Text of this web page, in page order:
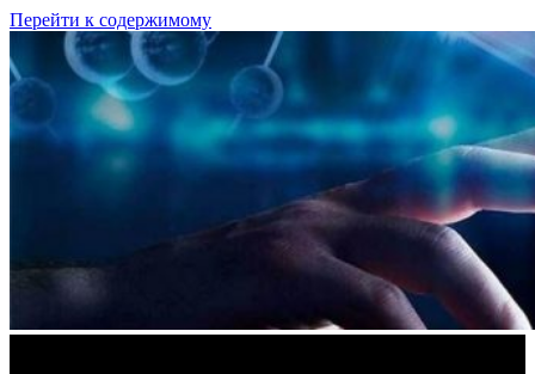
Перейти к содержимому